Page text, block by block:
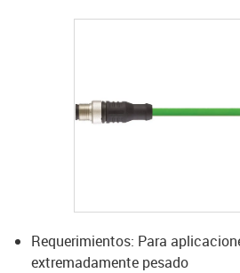
Requerimientos: Para
extremadamente pesado